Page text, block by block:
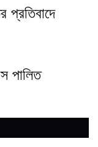
প্রতিবাদে
পালিত